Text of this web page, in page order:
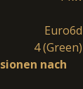
Euro6d
4 (Green)
nach